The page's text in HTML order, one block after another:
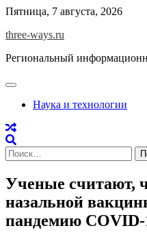
Skip
content
Пятница, 7 августа, 2026
three-ways.ru
Региональный
Наука и технологии
Найти:
Ученые считают,
назальной
пандемию COVID-